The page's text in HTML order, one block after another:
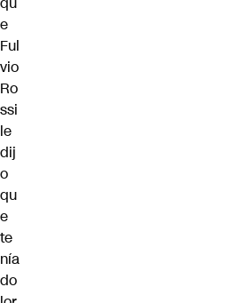
e
Ful
vio
Ro
ssi
le
dij
o
qu
e
te
nía
do